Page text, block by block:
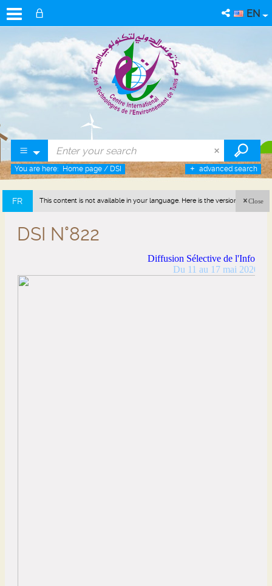
EN
advanced search
You are here: Home page / DSI
FR This content is not available in your language. Here is the version in french
Close
DSI N°822